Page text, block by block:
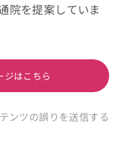
院を提案していま
ジはこちら
ンツの誤りを送信する